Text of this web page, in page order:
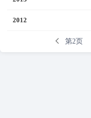
2012
第2页